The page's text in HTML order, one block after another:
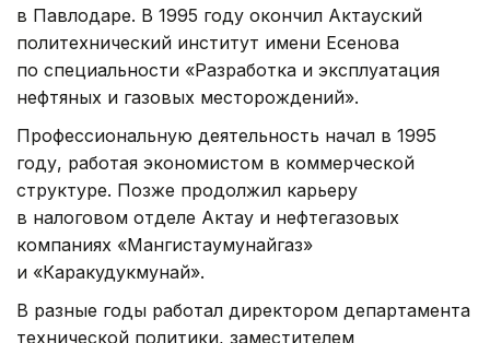
в Павлодаре. В 1995 году окончил Актауский
политехнический институт имени Есенова
по специальности «Разработка и эксплуатация
нефтяных и газовых месторождений».
Профессиональную деятельность начал в 1995
году, работая экономистом в коммерческой
структуре. Позже продолжил карьеру
в налоговом отделе Актау и нефтегазовых
компаниях «Мангистаумунайгаз»
и «Каракудукмунай».
В разные годы работал директором департамента
технической политики, заместителем